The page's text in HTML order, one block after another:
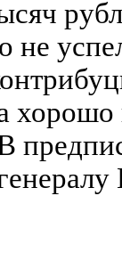
не